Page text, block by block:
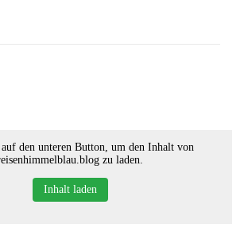
den unteren Button, um den Inhalt von
zu laden.
Inhalt laden